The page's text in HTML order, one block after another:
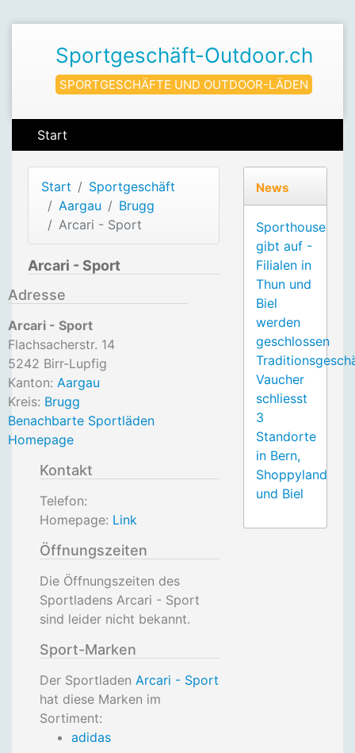
Sportgeschäft-Outdoor.ch
SPORTGESCHÄFTE UND OUTDOOR-LÄDEN
Start
Start
Sportgeschäft
Aargau
Brugg
Arcari - Sport
Arcari - Sport
Adresse
Arcari - Sport
Flachsacherstr. 14
5242 Birr-Lupfig
Kanton: Aargau
Kreis: Brugg
Benachbarte Sportläden
Homepage
Kontakt
Telefon:
Homepage: Link
Öffnungszeiten
Die Öffnungszeiten des
Sportladens Arcari - Sport
sind leider nicht bekannt.
Sport-Marken
Der Sportladen Arcari - Sport
hat diese Marken im
Sortiment:
adidas
News
Sporthouse
gibt auf -
Filialen in
Thun und
Biel
werden
geschlossen
Vaucher
schliesst
3
Standorte
in Bern,
Shoppyland
und Biel